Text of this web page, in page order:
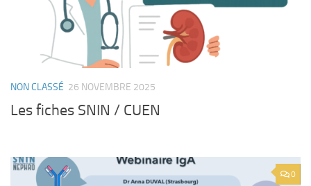
NON CLASSÉ 26 NOVEMBRE 2025
Les fiches SNIN / CUEN
0